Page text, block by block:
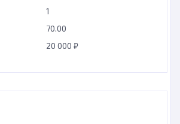
1
70.00
20 000 ₽